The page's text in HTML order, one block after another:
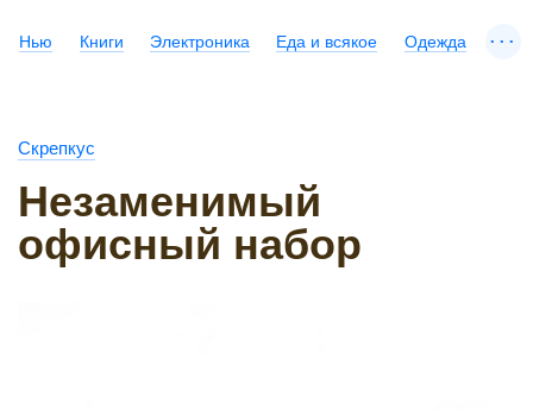
Нью Книги Электроника Еда и всякое Одежда ...
Скрепкус
Незаменимый
офисный набор